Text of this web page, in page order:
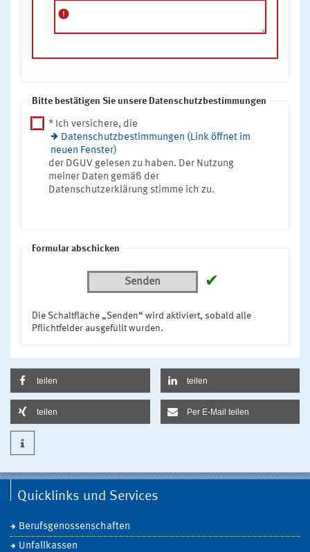
error
Bitte bestätigen Sie unsere Datenschutzbestimmungen
* Ich versichere, die
Datenschutzbestimmungen (Link öffnet im
neuen Fenster)
der DGUV gelesen zu haben. Der Nutzung
meiner Daten gemäß der
Datenschutzerklärung stimme ich zu.
Formular abschicken
Senden ✔
Die Schaltfläche „Senden“ wird aktiviert, sobald alle
Pflichtfelder ausgefüllt wurden.
teilen teilen
teilen Per E-Mail teilen
Quicklinks und Services
Berufsgenossenschaften
Unfallkassen